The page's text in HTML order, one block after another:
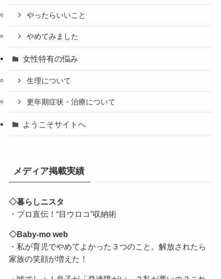
やったらいいこと
やめてみました
女性特有の悩み
生理について
更年期症状・治療について
ようこそサイトへ
メディア掲載実績
◇暮らしニスタ
・プロ直伝！“目ウロコ”収納術
◇Baby-mo web
・私が育児でやめてよかった３つのこと。解放されたら
家族の笑顔が増えた！